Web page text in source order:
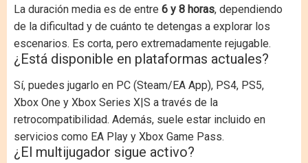
La duración media es de entre 6 y 8 horas, dependiendo
de la dificultad y de cuánto te detengas a explorar los
escenarios. Es corta, pero extremadamente rejugable.
¿Está disponible en plataformas actuales?
Sí, puedes jugarlo en PC (Steam/EA App), PS4, PS5,
Xbox One y Xbox Series X|S a través de la
retrocompatibilidad. Además, suele estar incluido en
servicios como EA Play y Xbox Game Pass.
¿El multijugador sigue activo?